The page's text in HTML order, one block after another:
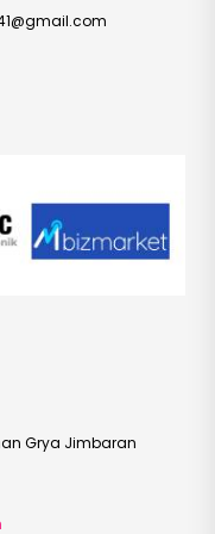
Grya Jimbaran